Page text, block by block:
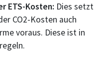
ETS-Kosten: Dies setzt
CO2-Kosten auch
voraus. Diese ist in